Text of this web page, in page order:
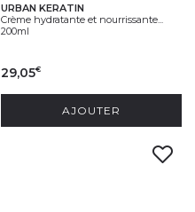
URBAN KERATIN
Crème hydratante et nourrissante...
200ml
29,05€
AJOUTER